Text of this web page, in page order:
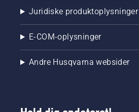
Juridiske produktoplysninger
E-COM-oplysninger
Andre Husqvarna websider